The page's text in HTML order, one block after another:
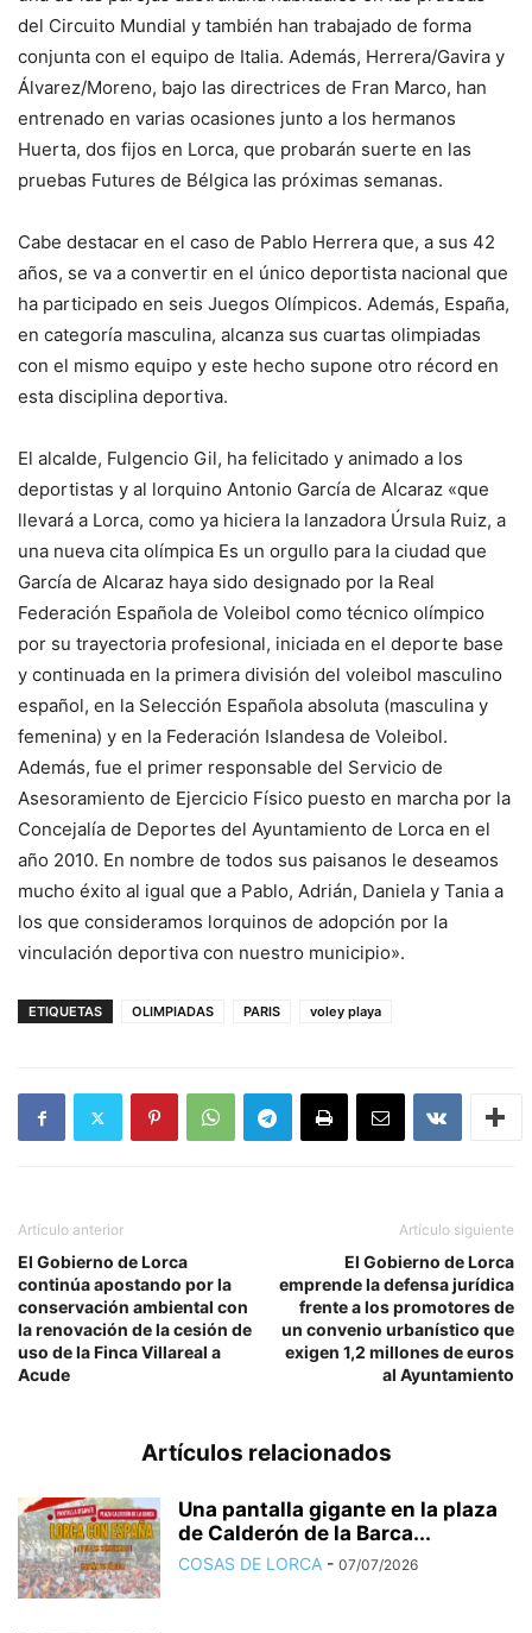
del Circuito Mundial y también han trabajado de forma
conjunta con el equipo de Italia. Además, Herrera/Gavira y
Álvarez/Moreno, bajo las directrices de Fran Marco, han
entrenado en varias ocasiones junto a los hermanos
Huerta, dos fijos en Lorca, que probarán suerte en las
pruebas Futures de Bélgica las próximas semanas.
Cabe destacar en el caso de Pablo Herrera que, a sus 42
años, se va a convertir en el único deportista nacional que
ha participado en seis Juegos Olímpicos. Además, España,
en categoría masculina, alcanza sus cuartas olimpiadas
con el mismo equipo y este hecho supone otro récord en
esta disciplina deportiva.
El alcalde, Fulgencio Gil, ha felicitado y animado a los
deportistas y al lorquino Antonio García de Alcaraz «que
llevará a Lorca, como ya hiciera la lanzadora Úrsula Ruiz, a
una nueva cita olímpica Es un orgullo para la ciudad que
García de Alcaraz haya sido designado por la Real
Federación Española de Voleibol como técnico olímpico
por su trayectoria profesional, iniciada en el deporte base
y continuada en la primera división del voleibol masculino
español, en la Selección Española absoluta (masculina y
femenina) y en la Federación Islandesa de Voleibol.
Además, fue el primer responsable del Servicio de
Asesoramiento de Ejercicio Físico puesto en marcha por la
Concejalía de Deportes del Ayuntamiento de Lorca en el
año 2010. En nombre de todos sus paisanos le deseamos
mucho éxito al igual que a Pablo, Adrián, Daniela y Tania a
los que consideramos lorquinos de adopción por la
vinculación deportiva con nuestro municipio».
ETIQUETAS OLIMPIADAS PARIS voley playa
Artículo anterior
El Gobierno de Lorca
continúa apostando por la
conservación ambiental con
la renovación de la cesión de
uso de la Finca Villareal a
Acude
Artículo siguiente
El Gobierno de Lorca
emprende la defensa jurídica
frente a los promotores de
un convenio urbanístico que
exigen 1,2 millones de euros
al Ayuntamiento
Artículos relacionados
Una pantalla gigante en la plaza
de Calderón de la Barca...
COSAS DE LORCA - 07/07/2026